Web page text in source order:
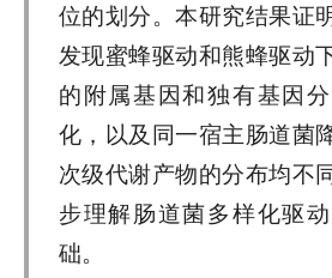
位的划分。本研究结果证
发现蜜蜂驱动和熊蜂驱动
的附属基因和独有基因
化，以及同一宿主肠道菌
次级代谢产物的分布均不
步理解肠道菌多样化驱
础。